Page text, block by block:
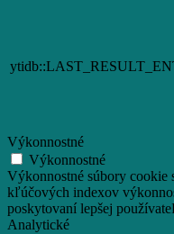
Výkonnostné
Výkonnostné
Výkonnostné súbory cookie
kľúčových indexov
poskytovaní lepšej
Analytické